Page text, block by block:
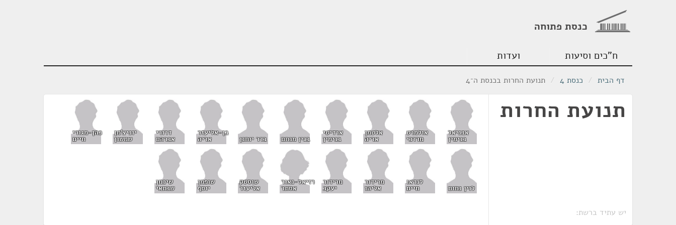
כנסת פתוחה
ח"כים וסיעות ועדות
דף הבית / כנסת 4 / תנועת החרות בכנסת ה־4
תנועת החרות
יש עתיד ברשת:
אבניאל
בנימין
אולמרט
מרדכי
אלטמן
אריה
ארדיטי
בנימין בגין מנחם בדר יוחנן
בן-אליעזר
אריה
דרורי
אברהם
יוניצ'מן
שמשון
כהן-מגורי
חיים
לוין נחום
לנדאו
חיים
מרידור
אליהו
מרידור
יעקב
רזיאל-נאור
אסתר
שוסטק
אליעזר
שופמן
יוסף
שיכמן
שבתאי